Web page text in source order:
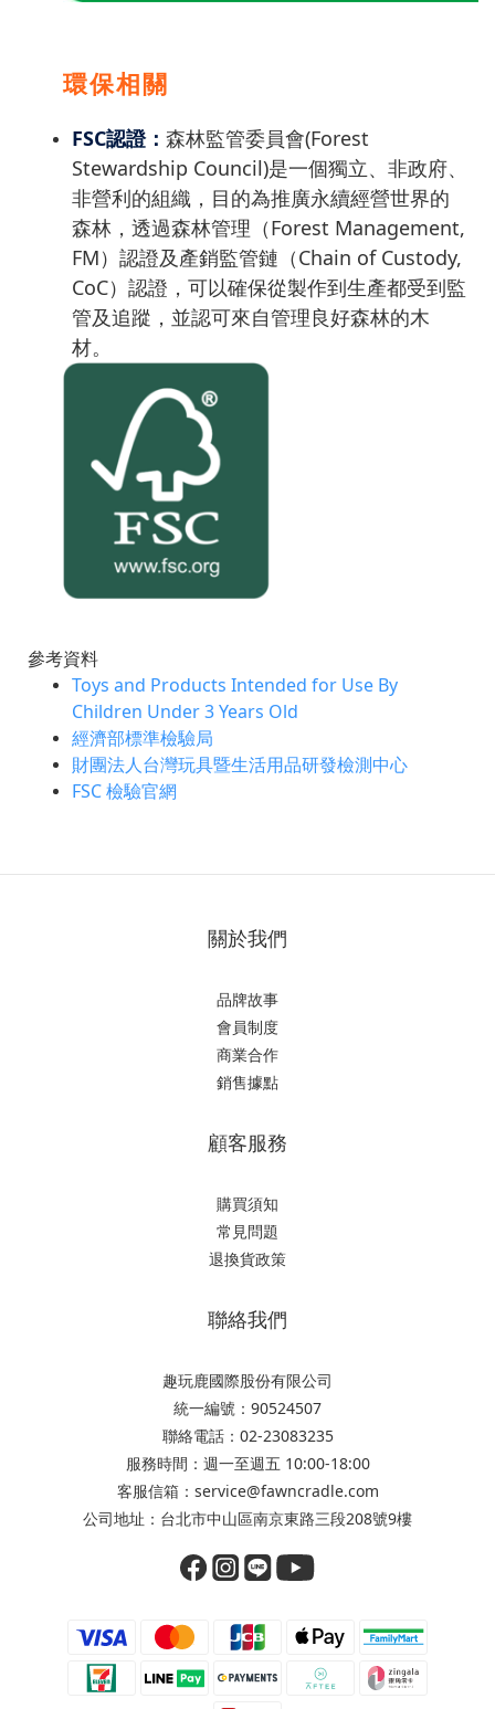
環保相關
FSC認證： 森林監管委員會(Forest
Stewardship Council)是一個獨立、非政府、
非營利的組織，目的為推廣永續經營世界的
森林，透過森林管理（Forest Management,
FM）認證及產銷監管鏈（Chain of Custody,
CoC）認證，可以確保從製作到生產都受到監
管及追蹤，並認可來自管理良好森林的木
材。
參考資料
Toys and Products Intended for Use By
Children Under 3 Years Old
經濟部標準檢驗局
財團法人台灣玩具暨生活用品研發檢測中心
FSC 檢驗官網
關於我們
品牌故事
會員制度
商業合作
銷售據點
顧客服務
購買須知
常見問題
退換貨政策
聯絡我們
趣玩鹿國際股份有限公司
統一編號：90524507
聯絡電話：02-23083235
服務時間：週一至週五 10:00-18:00
客服信箱：service@fawncradle.com
公司地址：台北市中山區南京東路三段208號9樓